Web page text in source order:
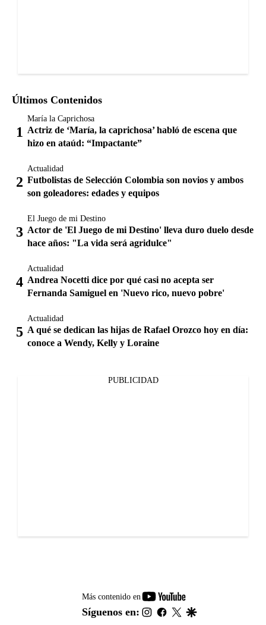
Últimos Contenidos
María la Caprichosa
Actriz de ‘María, la caprichosa’ habló de escena que
hizo en ataúd: “Impactante”
Actualidad
Futbolistas de Selección Colombia son novios y ambos
son goleadores: edades y equipos
El Juego de mi Destino
Actor de 'El Juego de mi Destino' lleva duro duelo desde
hace años: "La vida será agridulce"
Actualidad
Andrea Nocetti dice por qué casi no acepta ser
Fernanda Samiguel en 'Nuevo rico, nuevo pobre'
Actualidad
A qué se dedican las hijas de Rafael Orozco hoy en día:
conoce a Wendy, Kelly y Loraine
PUBLICIDAD
Más contenido en
youtube-
footer
Síguenos en: instagram
facebook
twitter